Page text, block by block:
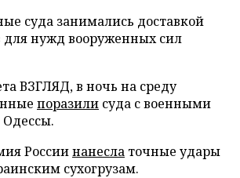
суда занимались доставкой
для нужд вооруженных сил
ВЗГЛЯД, в ночь на среду
поразили суда с военными
Россиинанесла точные удары
сухогрузам.